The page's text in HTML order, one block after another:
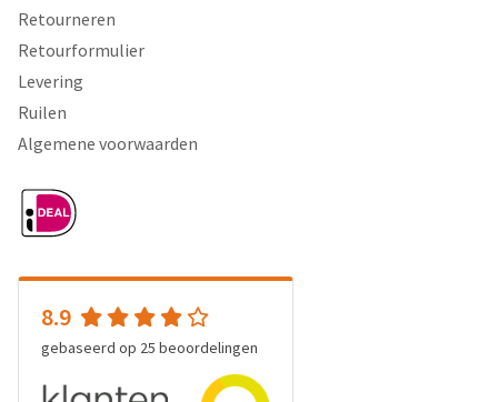
Retourneren
Retourformulier
Levering
Ruilen
Algemene voorwaarden
8.9
gebaseerd op 25 beoordelingen